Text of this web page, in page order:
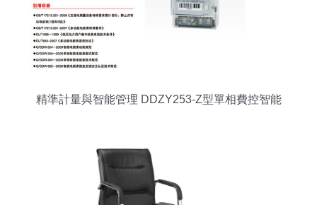
精準計量與智能管理 DDZY253-Z型單相費控智能